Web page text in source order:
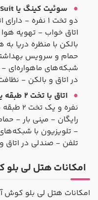
سوئیت کینگ یا King Suit:
اتاق خواب - تهویه
بالکن با منظره دریا
حمام و سرویس
شبکه‌های ماهواره‌ای
در اتاق و بالکن -
اتاق با تخت ۲ طبقه یا Bunk Room:
نفره و
رایگان - مینی بار -
- تلویزیون با
تلفن - صندلی در اتاق
امکانات هتل لی
امکانات هتل لی بلو